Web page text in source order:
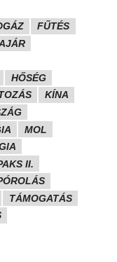
FŰTÉS
HŐSÉG
KÍNA
MOL
II.
TÁMOGATÁS